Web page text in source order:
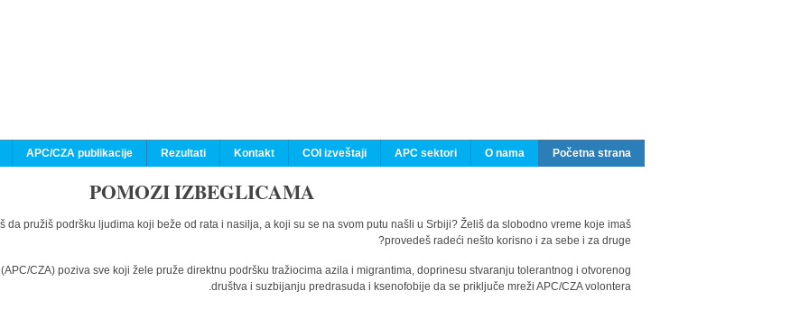
Početna strana
O nama
APC sektori
COI izveštaji
Kontakt
Rezultati
APC/CZA publikacije
POMOZI IZBEGLICAMA
da pružiš podršku ljudima koji beže od rata i nasilja, a koji su se na svom putu našli u Srbiji? Želiš da slobodno vreme koje imaš
provedeš radeći nešto korisno i za sebe i za druge?
CZA) poziva sve koji žele pruže direktnu podršku tražiocima azila i migrantima, doprinesu stvaranju tolerantnog i otvorenog
društva i suzbijanju predrasuda i ksenofobije da se priključe mreži APC/CZA volontera.